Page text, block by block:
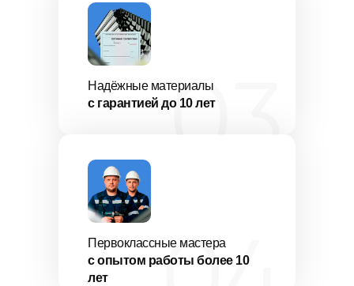
Надёжные материалы
с гарантией до 10 лет
Первоклассные мастера
с опытом работы более 10
лет